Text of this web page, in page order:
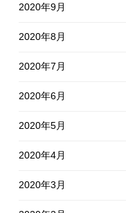
2020年9月
2020年8月
2020年7月
2020年6月
2020年5月
2020年4月
2020年3月